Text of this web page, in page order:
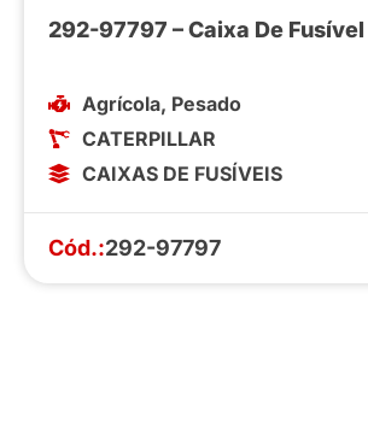
292-97797 – Caixa De Fusível
Agrícola, Pesado
CATERPILLAR
CAIXAS DE FUSÍVEIS
Cód.:292-97797